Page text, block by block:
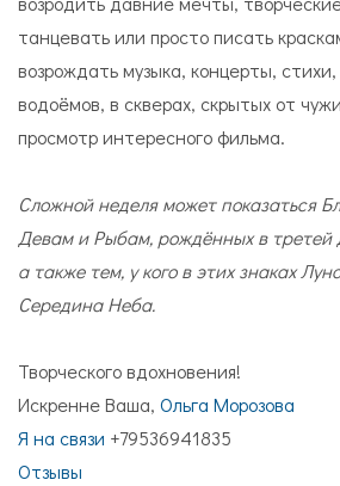
танцевать или просто писать
возрождать музыка, концерты,
водоёмов, в скверах, скрытых от
просмотр интересного фильма.
Сложной неделя может показаться
Девам и Рыбам, рождённых в третей
а также тем, у кого в этих знаках
Середина Неба.
Творческого вдохновения!
Искренне Ваша, Ольга Морозова
Я на связи +79536941835
Отзывы